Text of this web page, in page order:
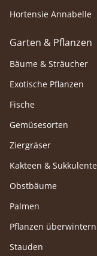
Hortensie Annabelle
Garten & Pflanzen
Bäume & Sträucher
Exotische Pflanzen
Fische
Gemüsesorten
Ziergräser
Kakteen &
Obstbäume
Palmen
Pflanzen überwintern
Stauden